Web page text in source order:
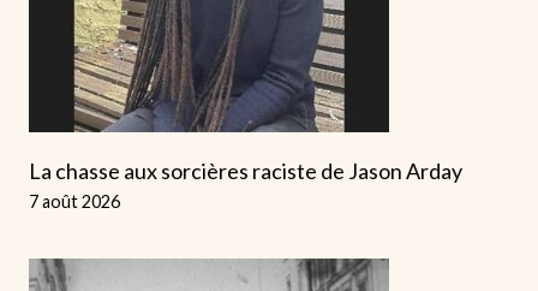
La chasse aux sorcières raciste de Jason Arday
7 août 2026